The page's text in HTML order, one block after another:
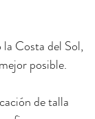
la Costa del Sol,
posible.
de talla